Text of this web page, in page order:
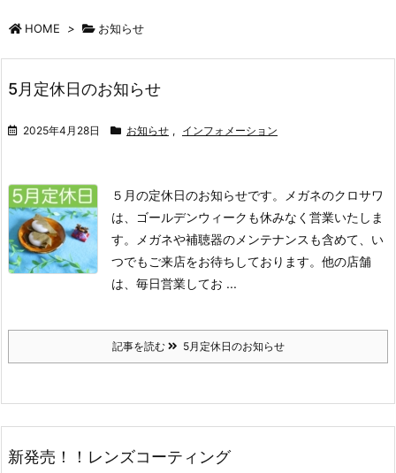
HOME > お知らせ
5月定休日のお知らせ
2025年4月28日 お知らせ , インフォメーション
５月の定休日のお知らせです。
メガネのクロサワ
は、ゴールデンウィークも休みなく営業いたしま
す。
メガネや補聴器のメンテナンスも含めて、い
つでもご来店をお待ちしております。 他の店舗
は、毎日営業してお ...
記事を読む 5月定休日のお知らせ
新発売！！レンズコーティング